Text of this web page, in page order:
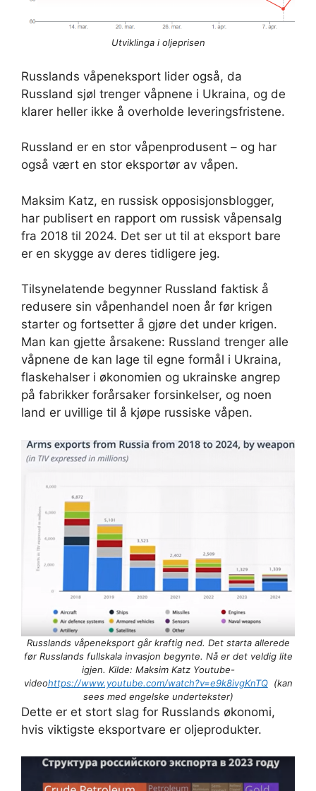
Utviklinga i oljeprisen
Russlands våpeneksport lider også, da
Russland sjøl trenger våpnene i Ukraina, og de
klarer heller ikke å overholde leveringsfristene.
Russland er en stor våpenprodusent – ​​og har
også vært en stor eksportør av våpen.
Maksim Katz, en russisk opposisjonsblogger,
har publisert en rapport om russisk våpensalg
fra 2018 til 2024. Det ser ut til at eksport bare
er en skygge av deres tidligere jeg.
Tilsynelatende begynner Russland faktisk å
redusere sin våpenhandel noen år før krigen
starter og fortsetter å gjøre det under krigen.
Man kan gjette årsakene: Russland trenger alle
våpnene de kan lage til egne formål i Ukraina,
flaskehalser i økonomien og ukrainske angrep
på fabrikker forårsaker forsinkelser, og noen
land er uvillige til å kjøpe russiske våpen.
Russlands våpeneksport går kraftig ned. Det starta allerede
før Russlands fullskala invasjon begynte. Nå er det veldig lite
igjen. Kilde: Maksim Katz Youtube-
videohttps://www.youtube.com/watch?v=e9k8ivgKnTQ(kan
sees med engelske undertekster)
Dette er et stort slag for Russlands økonomi,
hvis viktigste eksportvare er oljeprodukter.